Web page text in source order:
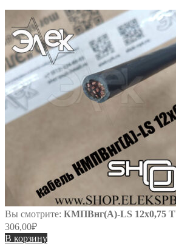
Вы смотрите: КМПВнг(А)-LS 12х0,75
306,00₽
В корзину